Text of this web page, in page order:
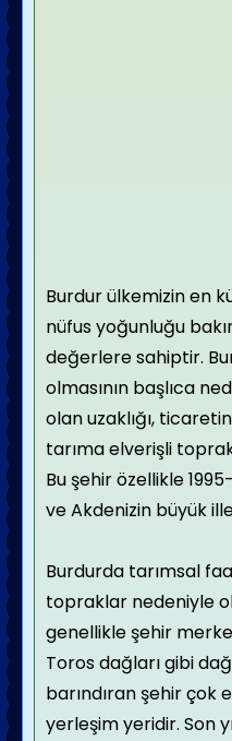
Burdur ülkemizin en
nüfus yoğunluğu
değerlere sahiptir.
olmasının başlıca
olan uzaklığı,
tarıma elverişli
Bu şehir özellikle
ve Akdenizin büyük
Burdurda tarımsal
topraklar nedeniyle
genellikle şehir
Toros dağları gibi
barındıran şehir çok
yerleşim yeridir. Son